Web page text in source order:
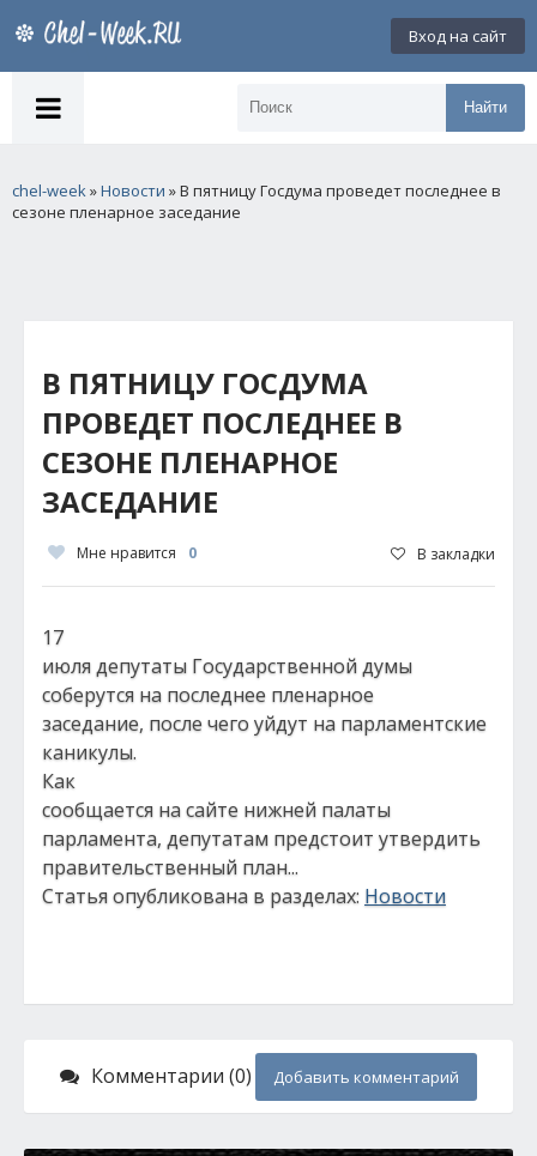
Вход на сайт
Найти
chel-week»Новости » В пятницу Госдума проведет последнее в
сезоне пленарное заседание
В ПЯТНИЦУ ГОСДУМА
ПРОВЕДЕТ ПОСЛЕДНЕЕ В
СЕЗОНЕ ПЛЕНАРНОЕ
ЗАСЕДАНИЕ
Мне нравится 0 В закладки
17
июля депутаты Государственной думы
соберутся на последнее пленарное
заседание, после чего уйдут на парламентские
каникулы.
Как
сообщается на сайте нижней палаты
парламента, депутатам предстоит утвердить
правительственный план...
Статья опубликована в разделах: Новости
Комментарии (0) Добавить комментарий